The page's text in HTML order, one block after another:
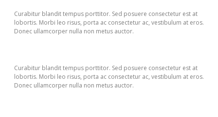
Curabitur blandit tempus porttitor. Sed posuere consectetur est at
lobortis. Morbi leo risus, porta ac consectetur ac, vestibulum at eros.
Donec ullamcorper nulla non metus auctor.
Curabitur blandit tempus porttitor. Sed posuere consectetur est at
lobortis. Morbi leo risus, porta ac consectetur ac, vestibulum at eros.
Donec ullamcorper nulla non metus auctor.